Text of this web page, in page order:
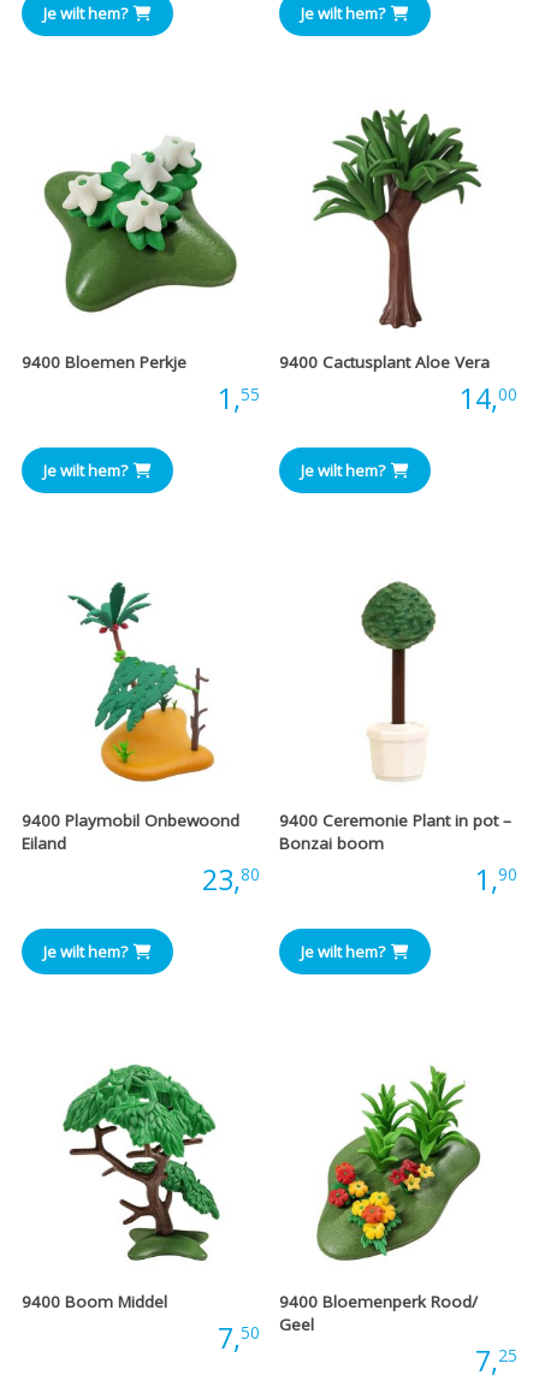
Je wilt hem? Je wilt hem?
9400 Bloemen Perkje
1,55
Je wilt hem?
9400 Cactusplant Aloe Vera
14,00
Je wilt hem?
9400 Playmobil Onbewoond
Eiland
23,80
Je wilt hem?
9400 Ceremonie Plant in pot –
Bonzai boom
1,90
Je wilt hem?
9400 Boom Middel
7,50
9400 Bloemenperk Rood/
Geel
7,25